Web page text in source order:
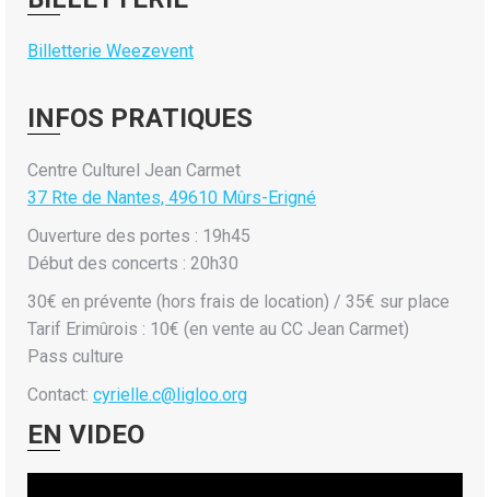
Billetterie Weezevent
INFOS PRATIQUES
Centre Culturel Jean Carmet
37 Rte de Nantes, 49610 Mûrs-Erigné
Ouverture des portes : 19h45
Début des concerts : 20h30
30€ en prévente (hors frais de location) / 35€ sur place
Tarif Erimûrois : 10€ (en vente au CC Jean Carmet)
Pass culture
Contact: cyrielle.c@ligloo.org
EN VIDEO